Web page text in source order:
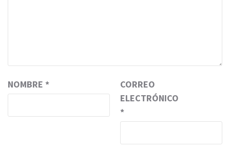
NOMBRE *
CORREO
ELECTRÓNICO
*